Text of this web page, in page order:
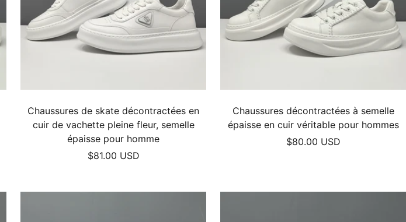
Chaussures de skate décontractées en
cuir de vachette pleine fleur, semelle
épaisse pour homme
Prix
$81.00 USD
Chaussures décontractées à semelle
épaisse en cuir véritable pour hommes
Prix
$80.00 USD